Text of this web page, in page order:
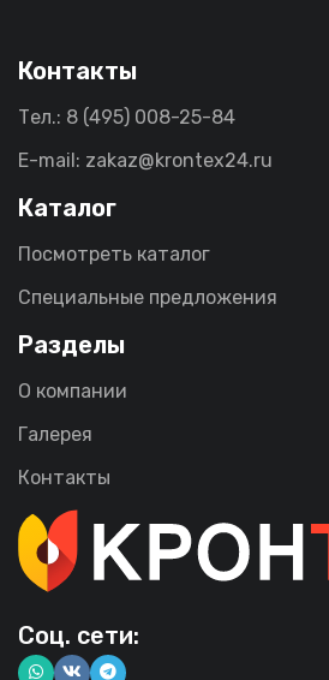
Контакты
Тел.: 8 (495) 008-25-84
E-mail: zakaz@krontex24.ru
Каталог
Посмотреть каталог
Специальные предложения
Разделы
О компании
Галерея
Контакты
Соц. сети: